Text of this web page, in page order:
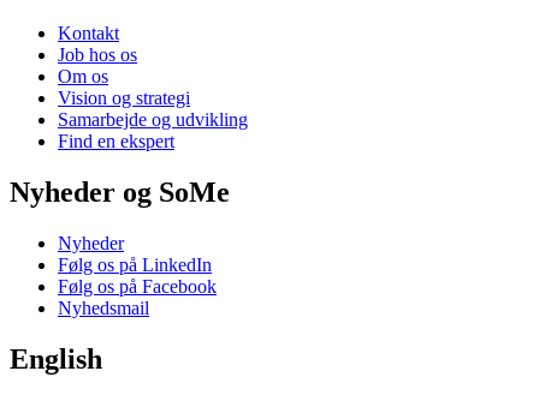
Kontakt
Job hos os
Om os
Vision og strategi
Samarbejde og udvikling
Find en ekspert
Nyheder og SoMe
Nyheder
Følg os på LinkedIn
Følg os på Facebook
Nyhedsmail
English